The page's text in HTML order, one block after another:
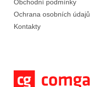
Obchodní podmínky
Ochrana osobních údajů
Kontakty